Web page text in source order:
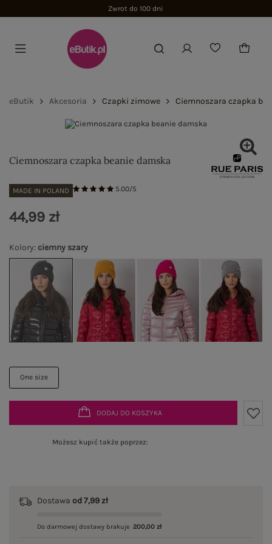
Zwrot do 100 dni
eButik Akcesoria Czapki zimowe Ciemnoszara czapka
Ciemnoszara czapka beanie damska
MADE IN POLAND 5.00/5
Kolory: ciemny szary
One size
44,99 zł
DODAJ DO KOSZYKA
Możesz kupić także poprzez:
Dostawa od 7,99 zł
Do darmowej dostawy brakuje 200,00 zł